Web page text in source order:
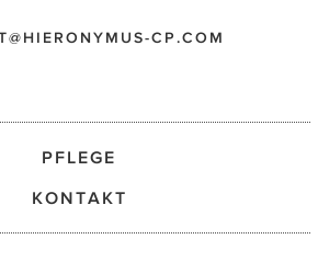
CP.COM
PFLEGE
KONTAKT